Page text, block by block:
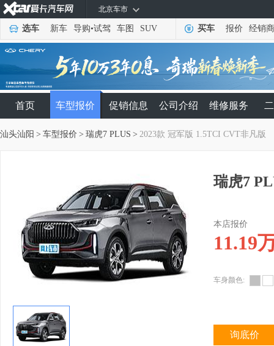
北京车市
选车 新车 导购•试驾 车图 SUV 买车 报价 经销商
首页 车型报价 促销信息 公司介绍 维修服务
汕头汕阳 > 车型报价 > 瑞虎7 PLUS > 2023款 冠军版 1.5TCI CVT非凡版
瑞虎7
本店报价
11.19
车身颜色:
询底价